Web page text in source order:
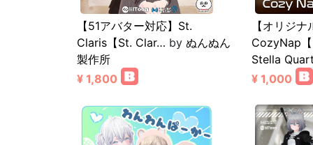
【51アバター対応】St.
Claris【St. Clar… by ぬんぬん
製作所
¥ 1,800
【オリジ
CozyNap
Stella
¥ 1,000